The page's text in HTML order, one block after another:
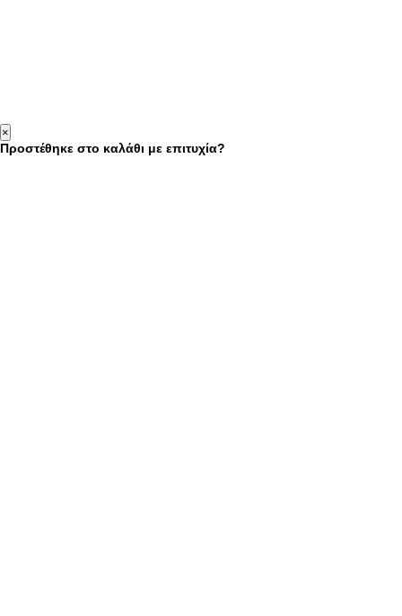
×
Προστέθηκε στο καλάθι με επιτυχία?